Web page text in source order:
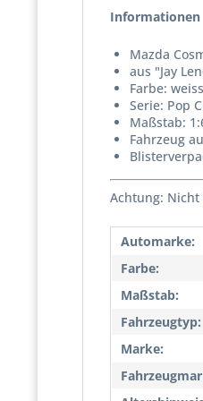
Informationen
Mazda
aus "Jay
Farbe: weiss
Serie: Pop
Maßstab:
Fahrzeug
Achtung:
Automarke:
Farbe:
Maßstab:
Fahrzeugtyp:
Marke: